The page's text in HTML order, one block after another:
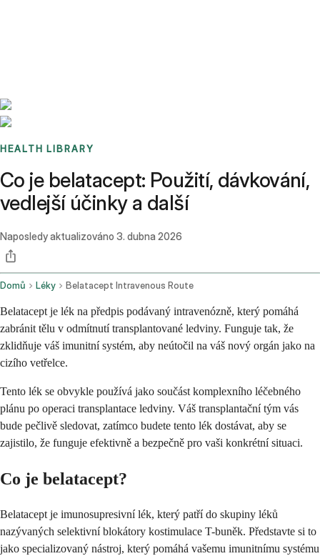
HEALTH LIBRARY
Co je belatacept: Použití, dávkování,
vedlejší účinky a další
Naposledy aktualizováno 3. dubna 2026
Domů Léky Belatacept Intravenous Route
Belatacept je lék na předpis podávaný intravenózně, který pomáhá
zabránit tělu v odmítnutí transplantované ledviny. Funguje tak, že
zklidňuje váš imunitní systém, aby neútočil na váš nový orgán jako na
cizího vetřelce.
Tento lék se obvykle používá jako součást komplexního léčebného
plánu po operaci transplantace ledviny. Váš transplantační tým vás
bude pečlivě sledovat, zatímco budete tento lék dostávat, aby se
zajistilo, že funguje efektivně a bezpečně pro vaši konkrétní situaci.
Co je belatacept?
Belatacept je imunosupresivní lék, který patří do skupiny léků
nazývaných selektivní blokátory kostimulace T-buněk. Představte si to
jako specializovaný nástroj, který pomáhá vašemu imunitnímu systému